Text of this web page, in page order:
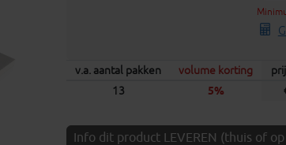
v.a. aantal pakken volume korting
13
5%
Info dit product LEVEREN (thuis of